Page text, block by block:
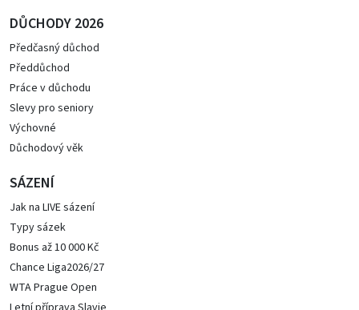
DŮCHODY 2026
Předčasný důchod
Předdůchod
Práce v důchodu
Slevy pro seniory
Výchovné
Důchodový věk
SÁZENÍ
Jak na LIVE sázení
Typy sázek
Bonus až 10 000 Kč
Chance Liga2026/27
WTA Prague Open